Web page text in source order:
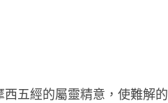
五經的屬靈精意，使難解的